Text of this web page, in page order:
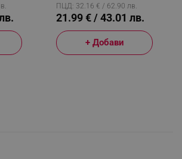
Разбъркване От
Неръждаема Стомана,
Бял
ПЦД: 32.16 € / 62.90 лв.
21.99 € / 43.01 лв.
+ Добави